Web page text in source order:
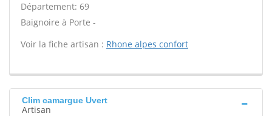
Département: 69
Baignoire à Porte -
Voir la fiche artisan : Rhone alpes confort
Clim camargue Uvert
Artisan